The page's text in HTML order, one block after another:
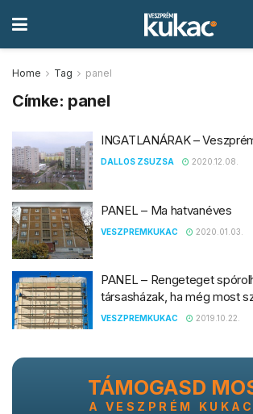
Home Tag panel
Címke: panel
INGATLANÁRAK –
DALLOS ZSUZSA 2020.12.08.
PANEL – Ma hatvanéves
VESZPREMKUKAC 2020.01.03.
PANEL – Rengeteget
társasházak, ha még most
VESZPREMKUKAC 2019.10.22.
TÁMOGASD
A VESZPRÉM